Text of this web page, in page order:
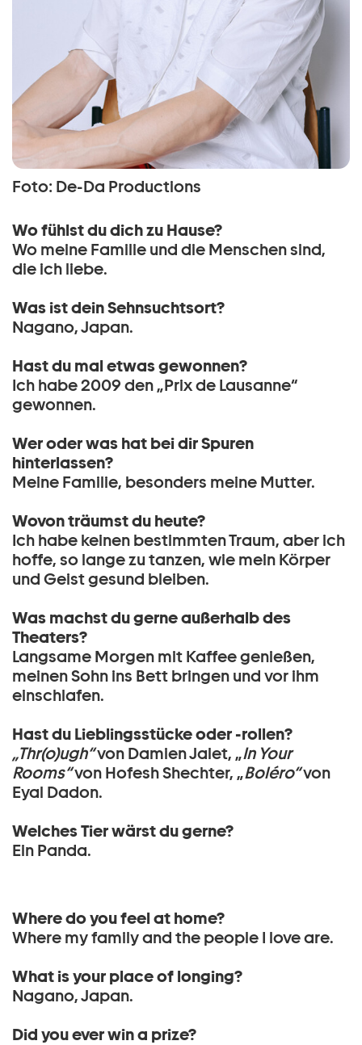
Foto: De-Da Productions
Wo fühlst du dich zu Hause?
Wo meine Familie und die Menschen sind,
die ich liebe.
Was ist dein Sehnsuchtsort?
Nagano, Japan.
Hast du mal etwas gewonnen?
Ich habe 2009 den „Prix de Lausanne“
gewonnen.
Wer oder was hat bei dir Spuren
hinterlassen?
Meine Familie, besonders meine Mutter.
Wovon träumst du heute?
Ich habe keinen bestimmten Traum, aber ich
hoffe, so lange zu tanzen, wie mein Körper
und Geist gesund bleiben.
Was machst du gerne außerhalb des
Theaters?
Langsame Morgen mit Kaffee genießen,
meinen Sohn ins Bett bringen und vor ihm
einschlafen.
Hast du Lieblingsstücke oder -rollen?
„Thr(o)ugh“von Damien Jalet, „In Your
Rooms“von Hofesh Shechter, „Boléro“von
Eyal Dadon.
Welches Tier wärst du gerne?
Ein Panda.
Where do you feel at home?
Where my family and the people I love are.
What is your place of longing?
Nagano, Japan.
Did you ever win a prize?